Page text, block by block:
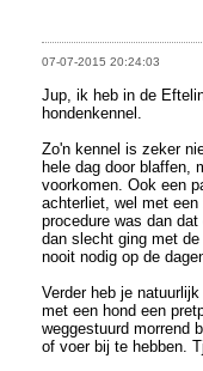
07-07-2015 20:24:03
Jup, ik heb in de
hondenkennel.
Zo'n kennel is zeker
hele dag door blaffen,
voorkomen. Ook een
achterliet, wel met
procedure was dan
dan slecht ging met
nooit nodig op de
Verder heb je
met een hond een
weggestuurd morrend
of voer bij te hebben.